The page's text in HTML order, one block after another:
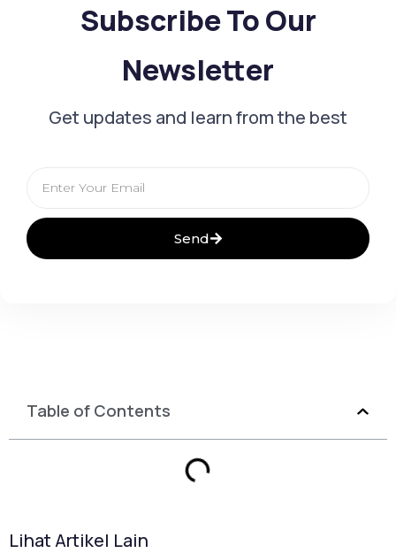
Subscribe To Our
Newsletter
Get updates and learn from the best
Send
Table of Contents
Lihat Artikel Lain